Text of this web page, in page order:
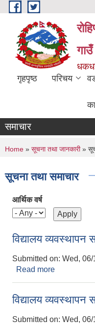
Skip to main content
गाउँ
गृहपृष्ठ परिचय
समाचार
You are here
Home » सूचना तथा जानकारी»
सूचना तथा समाचार
आर्थिक वर्ष
विद्यालय व्यवस्थापन
Submitted on: Wed,
Read more
विद्यालय व्यवस्थापन
Submitted on: Wed,